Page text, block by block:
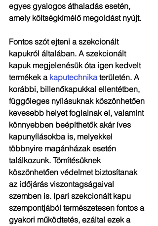
egyes gyalogos áthaladás esetén,
amely költségkímélő megoldást nyújt.
Fontos szót ejteni a szekcionált
kapukról általában. A szekcionált
kapuk megjelenésük óta igen kedvelt
termékek a kaputechnika területén. A
korábbi, billenőkapukkal ellentétben,
függőleges nyílásuknak köszönhetően
kevesebb helyet foglalnak el, valamint
könnyebben beépíthetők akár íves
kapunyílásokba is, melyekkel
többnyire magánházak esetén
találkozunk. Tömítésüknek
köszönhetően védelmet biztosítanak
az időjárás viszontagságaival
szemben is. Ipari szekcionált kapu
szempontjából természetesen fontos a
gyakori működtetés, ezáltal ezek a